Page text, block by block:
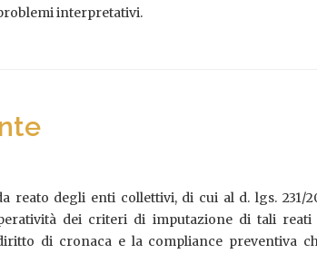
interpretativi.
reato degli enti collettivi, di cui al d. lgs. 231/
dei criteri di imputazione di tali reati
di cronaca e la compliance preventiva